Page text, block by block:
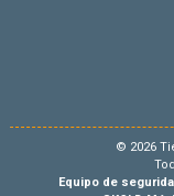
© 2026
Equipo de